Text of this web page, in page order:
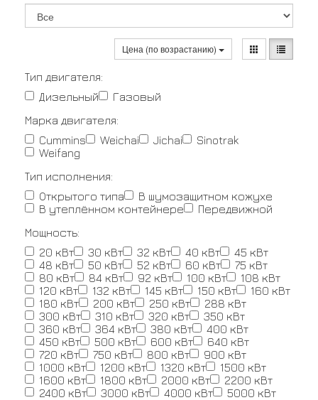
Цена (по возрастанию)
Тип двигателя:
Дизельный
Газовый
Марка двигателя:
Cummins
Weichai Jichai
Sinotrak
Weifang
Тип исполнения:
Открытого типа
В шумозащитном кожухе
В утеплённом контейнере
Передвижной
Мощность:
20 кВт
30 кВт 32 кВт 40 кВт
45 кВт
48 кВт
50 кВт 52 кВт 60 кВт
75 кВт
80 кВт
84 кВт 92 кВт 100 кВт
108 кВт
120 кВт
132 кВт 145 кВт 150 кВт
160 кВт
180 кВт
200 кВт 250 кВт
288 кВт
300 кВт
310 кВт 320 кВт
350 кВт
360 кВт
364 кВт 380 кВт
400 кВт
450 кВт
500 кВт 600 кВт
640 кВт
720 кВт
750 кВт 800 кВт
900 кВт
1000 кВт
1200 кВт 1320 кВт
1500 кВт
1600 кВт
1800 кВт 2000 кВт
2200 кВт
2400 кВт
3000 кВт 4000 кВт 5000 кВт